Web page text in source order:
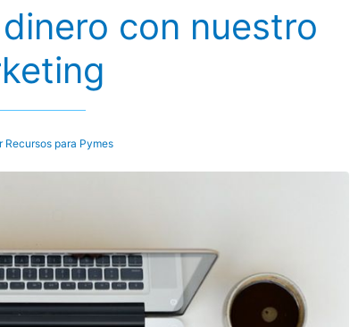
con nuestro
Recursos para Pymes